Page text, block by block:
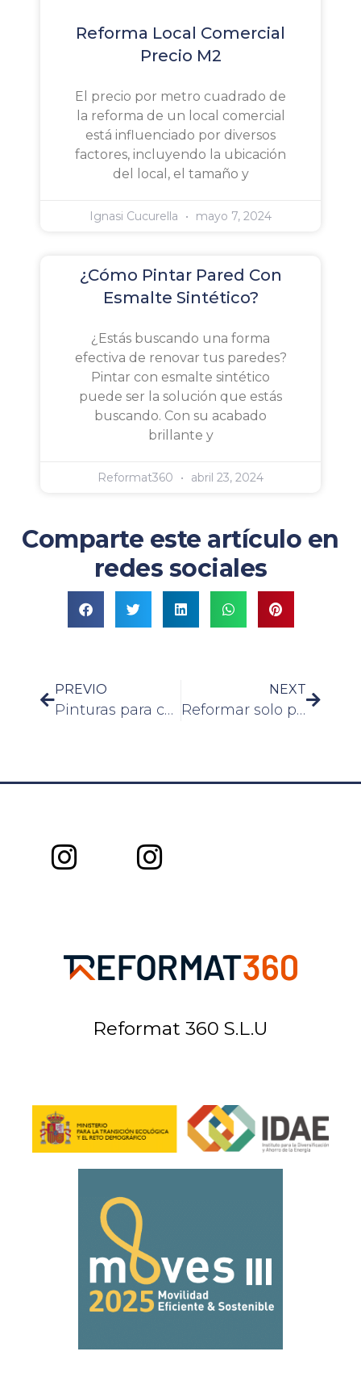
Reforma Local Comercial
Precio M2
El precio por metro cuadrado de
la reforma de un local comercial
está influenciado por diversos
factores, incluyendo la ubicación
del local, el tamaño y
Ignasi Cucurella mayo 7, 2024
¿Cómo Pintar Pared Con
Esmalte Sintético?
¿Estás buscando una forma
efectiva de renovar tus paredes?
Pintar con esmalte sintético
puede ser la solución que estás
buscando. Con su acabado
brillante y
Reformat360 abril 23, 2024
Comparte este artículo en
redes sociales
PREVIO
Pinturas para cocinas modernas
NEXT
Reformar solo pintando las paredes
Reformat 360 S.L.U